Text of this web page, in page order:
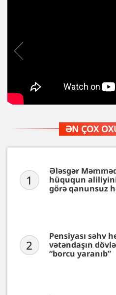
ƏN ÇOX
1
Ələsgər
hüququn
görə qanunsuz
2
Pensiyası səhv
vətəndaşın
“borcu yaranıb”